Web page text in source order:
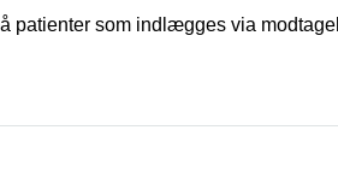
patienter som indlægges via